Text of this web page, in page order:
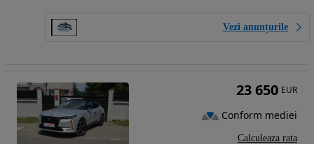
Vezi anunțurile
23 650 EUR
Conform mediei
Calculeaza rata